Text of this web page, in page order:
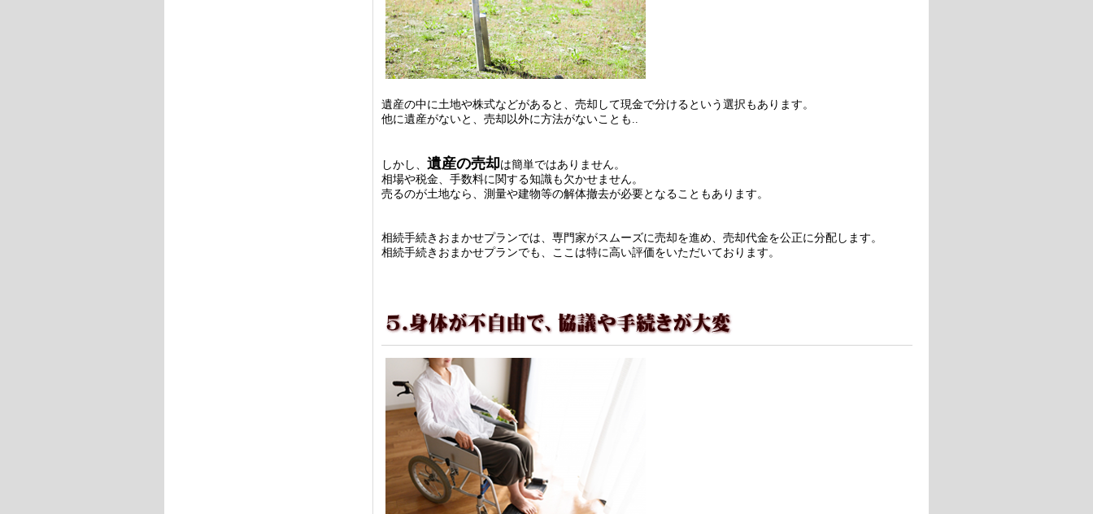
遺産の中に土地や株式などがあると、売却して現金で分けるという選択もあります。
他に遺産がないと、売却以外に方法がないことも..
しかし、 遺産の売却は簡単ではありません。
相場や税金、手数料に関する知識も欠かせません。
売るのが土地なら、測量や建物等の解体撤去が必要となることもあります。
相続手続きおまかせプランでは、専門家がスムーズに売却を進め、売却代金を公正に分配します。
相続手続きおまかせプランでも、ここは特に高い評価をいただいております。